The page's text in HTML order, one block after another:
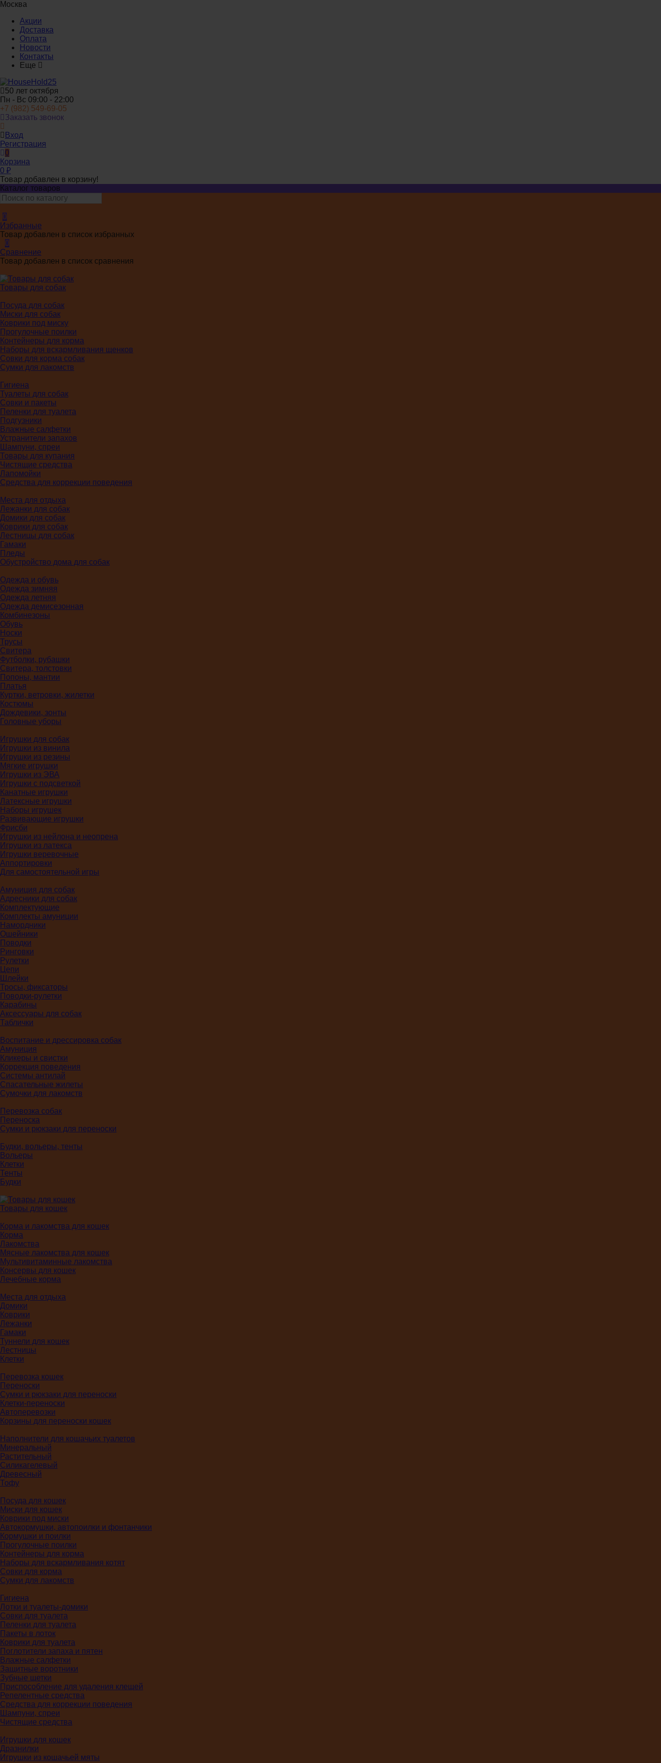
Москва
Акции
Доставка
Оплата
Новости
Контакты
Еще
50 лет октября
Пн - Вс 09:00 - 22:00
+7 (982) 549-69-05
Заказать звонок
Вход
Регистрация
0
Корзина
0 ₽
Товар добавлен в корзину!
Каталог товаров
0
Избранные
Товар добавлен в список избранных
0
Сравнение
Товар добавлен в список сравнения
Товары для собак
Посуда для собак
Миски для собак
Коврики под миску
Прогулочные поилки
Контейнеры для корма
Наборы для вскармливания щенков
Совки для корма собак
Сумки для лакомств
Гигиена
Туалеты для собак
Совки и пакеты
Пеленки для туалета
Подгузники
Влажные салфетки
Устранители запахов
Шампуни, спреи
Товары для купания
Чистящие средства
Лапомойки
Средства для коррекции поведения
Места для отдыха
Лежанки для собак
Домики для собак
Коврики для собак
Лестницы для собак
Гамаки
Пледы
Обустройство дома для собак
Одежда и обувь
Одежда зимняя
Одежда летняя
Одежда демисезонная
Комбинезоны
Обувь
Носки
Трусы
Свитера
Футболки, рубашки
Свитера, толстовки
Попоны, мантии
Платья
Куртки, ветровки, жилетки
Костюмы
Дождевики, зонты
Головные уборы
Игрушки для собак
Игрушки из винила
Игрушки из резины
Мягкие игрушки
Игрушки из ЭВА
Игрушки с подсветкой
Канатные игрушки
Латексные игрушки
Наборы игрушек
Развивающие игрушки
Фрисби
Игрушки из нейлона и неопрена
Игрушки из латекса
Игрушки веревочные
Аппортировки
Для самостоятельной игры
Амуниция для собак
Адресники для собак
Комплектующие
Комплекты амуниции
Намордники
Ошейники
Поводки
Ринговки
Рулетки
Цепи
Шлейки
Тросы, фиксаторы
Поводки-рулетки
Карабины
Аксессуары для собак
Таблички
Воспитание и дрессировка собак
Амуниция
Кликеры и свистки
Коррекция поведения
Системы антилай
Спасательные жилеты
Сумочки для лакомств
Перевозка собак
Переноска
Сумки и рюкзаки для переноски
Будки, вольеры, тенты
Вольеры
Клетки
Тенты
Будки
Товары для кошек
Корма и лакомства для кошек
Корма
Лакомства
Мясные лакомства для кошек
Мультивитаминные лакомства
Консервы для кошек
Лечебные корма
Места для отдыха
Домики
Коврики
Лежанки
Гамаки
Туннели для кошек
Лестницы
Клетки
Перевозка кошек
Переноски
Сумки и рюкзаки для переноски
Клетки-переноски
Автоперевозки
Корзины для переноски кошек
Наполнители для кошачьих туалетов
Минеральный
Растительный
Силикагелевый
Древесный
Тофу
Посуда для кошек
Миски для кошек
Коврики под миски
Автокормушки, автопоилки и фонтанчики
Кормушки и поилки
Прогулочные поилки
Контейнеры для корма
Наборы для вскармливания котят
Совки для корма
Сумки для лакомств
Гигиена
Лотки и туалеты-домики
Совки для туалета
Пеленки для туалета
Пакеты в лоток
Коврики для туалета
Поглотители запаха и пятен
Влажные салфетки
Защитные воротники
Зубные щетки
Приспособление для удаления клещей
Репелентные средства
Средства для коррекции поведения
Шампуни, спреи
Чистящие средства
Игрушки для кошек
Дразнилки
Игрушки из кошачьей мяты